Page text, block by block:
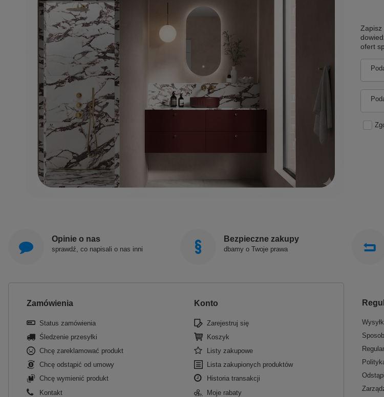
ofert
Opinie o nas
sprawdź, co napisali o nas inni
Bezpieczne zakupy
dbamy o Twoje prawa
Zamówienia
Status zamówienia
Śledzenie przesyłki
Chcę zareklamować produkt
Chcę odstąpić od umowy
Chcę wymienić produkt
Kontakt
Konto
Zarejestruj się
Koszyk
Listy zakupowe
Lista zakupionych produktów
Historia transakcji
Moje rabaty